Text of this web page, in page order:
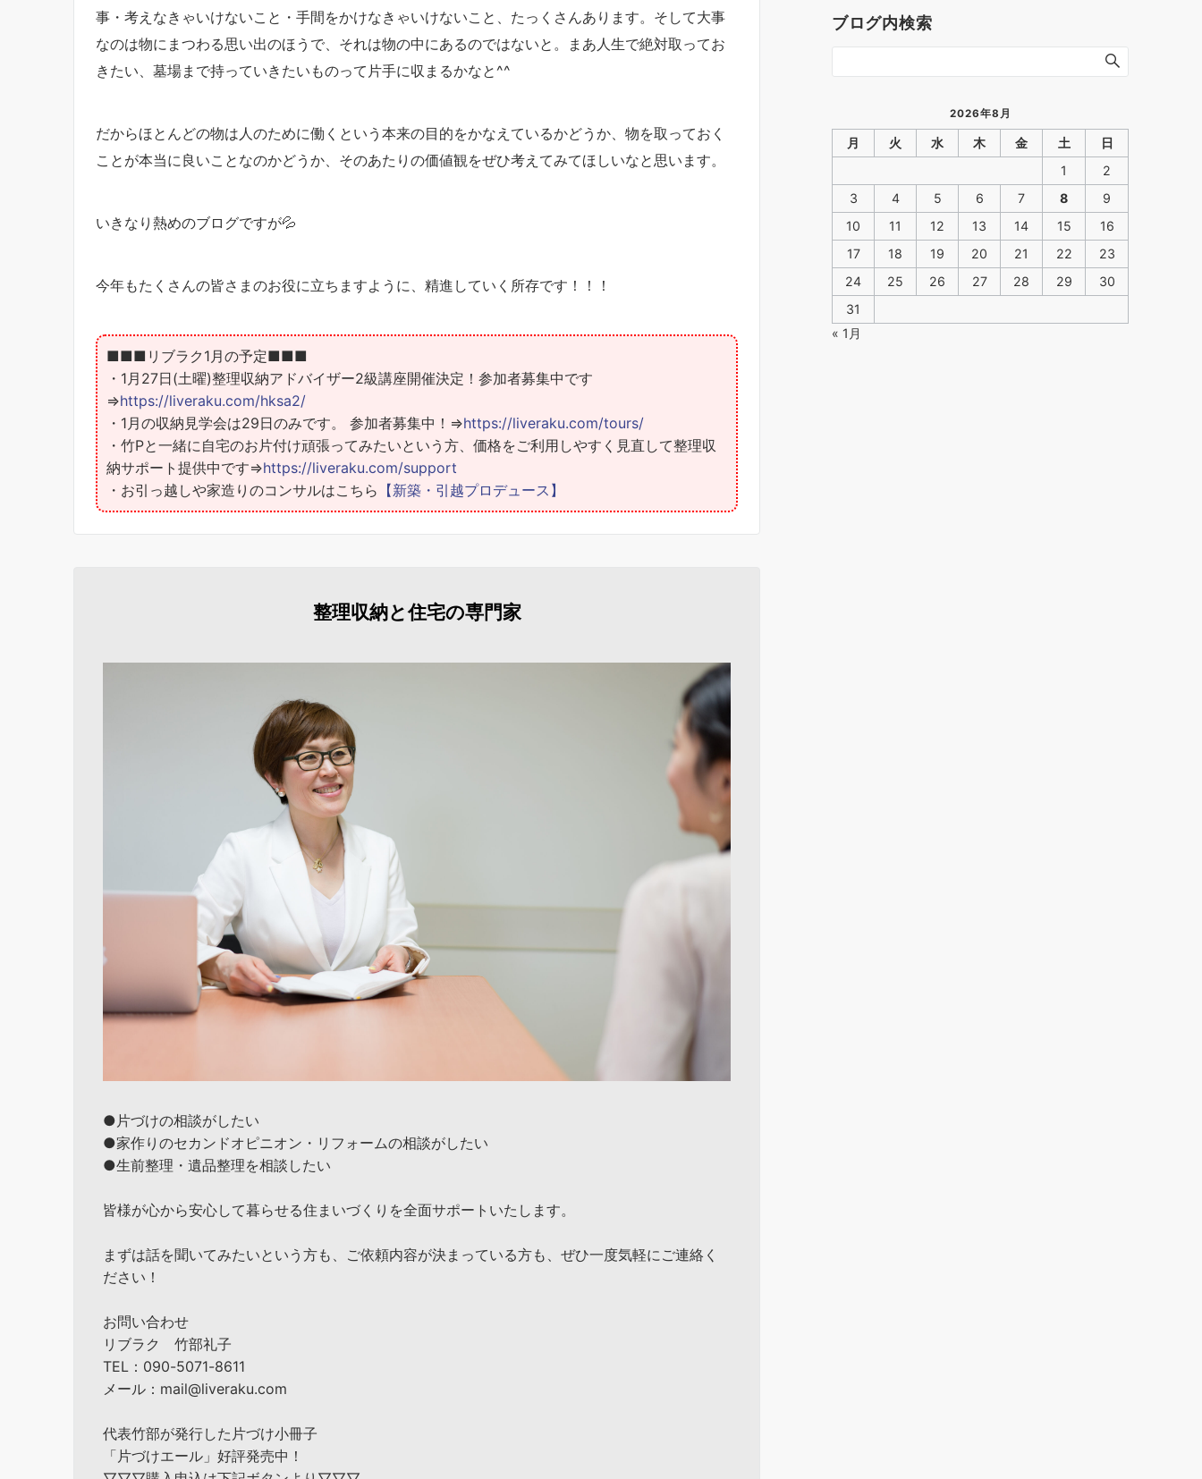
事・考えなきゃいけないこと・手間をかけなきゃいけないこと、たっくさんあります。そして大事
なのは物にまつわる思い出のほうで、それは物の中にあるのではないと。まあ人生で絶対取ってお
きたい、墓場まで持っていきたいものって片手に収まるかなと^^
だからほとんどの物は人のために働くという本来の目的をかなえているかどうか、物を取っておく
ことが本当に良いことなのかどうか、そのあたりの価値観をぜひ考えてみてほしいなと思います。
いきなり熱めのブログですが💦
今年もたくさんの皆さまのお役に立ちますように、精進していく所存です！！！
■■■リブラク1月の予定■■■
・1月27日(土曜)整理収納アドバイザー2級講座開催決定！参加者募集中です
⇒https://liveraku.com/hksa2/
・1月の収納見学会は29日のみです。 参加者募集中！⇒https://liveraku.com/tours/
・竹Pと一緒に自宅のお片付け頑張ってみたいという方、価格をご利用しやすく見直して整理収
納サポート提供中です⇒https://liveraku.com/support
・お引っ越しや家造りのコンサルはこちら 【新築・引越プロデュース】
整理収納と住宅の専門家
●片づけの相談がしたい
●家作りのセカンドオピニオン・リフォームの相談がしたい
●生前整理・遺品整理を相談したい
皆様が心から安心して暮らせる住まいづくりを全面サポートいたします。
まずは話を聞いてみたいという方も、ご依頼内容が決まっている方も、ぜひ一度気軽にご連絡く
ださい！
お問い合わせ
リブラク 竹部礼子
TEL：090-5071-8611
メール：mail@liveraku.com
代表竹部が発行した片づけ小冊子
「片づけエール」好評発売中！
ブログ内検索
2026年8月
月 火 水 木 金 土
日
1
2
3
4 5 6 7 8
9
10
11 12 13 14 15
16
17
18 19 20 21 22
23
24
25 26 27 28 29
30
31
« 1月